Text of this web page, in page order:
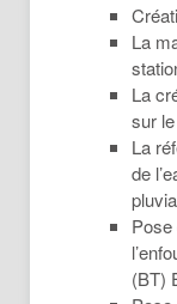
La
La
sur
La
de
(BT)